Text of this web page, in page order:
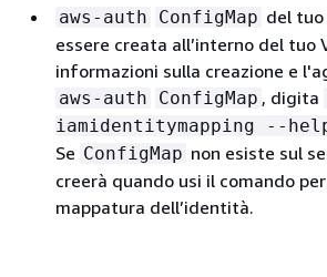
aws-auth ConfigMap del
essere creata all’interno del tuo
informazioni sulla creazione e
aws-auth ConfigMap , digita
iamidentitymapping --
Se ConfigMap non esiste sul
creerà quando usi il comando
mappatura dell’identità.